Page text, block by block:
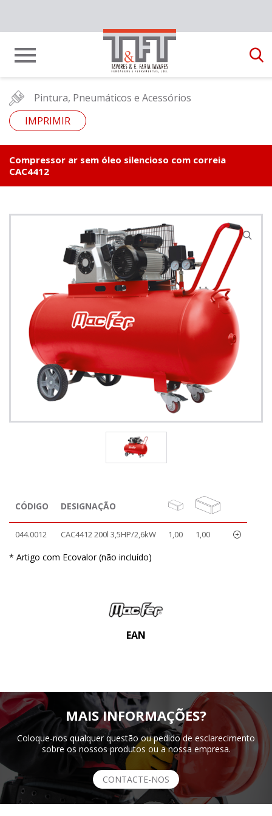
Pintura, Pneumáticos e Acessórios
IMPRIMIR
Compressor ar sem óleo silencioso com correia
CAC4412
CÓDIGO DESIGNAÇÃO
044.0012 CAC4412 200l 3,5HP/2,6kW 1,00 1,00
* Artigo com Ecovalor (não incluído)
EAN
MAIS INFORMAÇÕES?
Coloque-nos qualquer questão ou pedido de esclarecimento
sobre os nossos produtos ou a nossa empresa.
CONTACTE-NOS